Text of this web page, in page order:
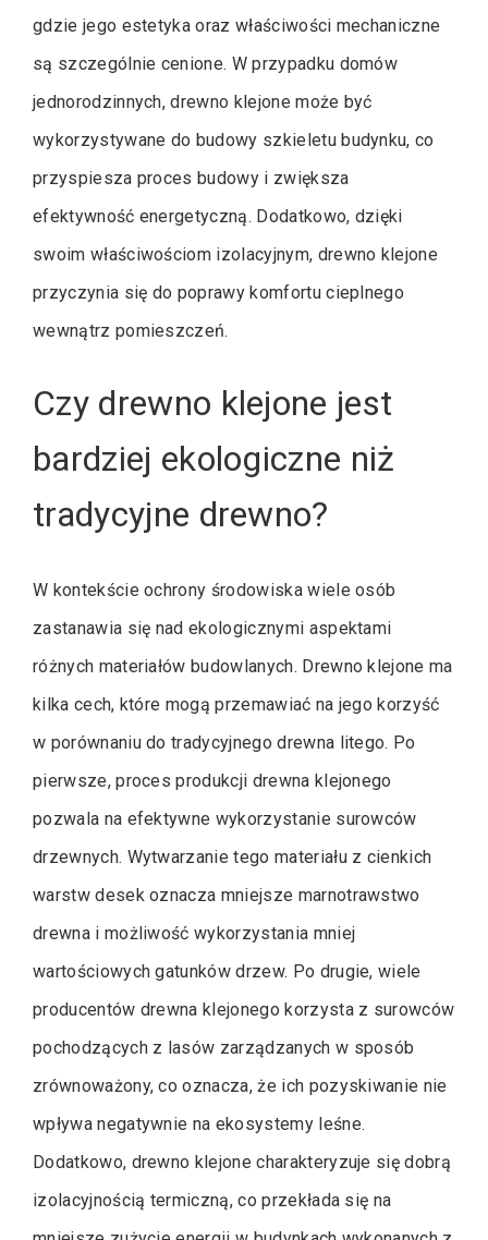
gdzie jego estetyka oraz właściwości mechaniczne
są szczególnie cenione. W przypadku domów
jednorodzinnych, drewno klejone może być
wykorzystywane do budowy szkieletu budynku, co
przyspiesza proces budowy i zwiększa
efektywność energetyczną. Dodatkowo, dzięki
swoim właściwościom izolacyjnym, drewno klejone
przyczynia się do poprawy komfortu cieplnego
wewnątrz pomieszczeń.
Czy drewno klejone jest
bardziej ekologiczne niż
tradycyjne drewno?
W kontekście ochrony środowiska wiele osób
zastanawia się nad ekologicznymi aspektami
różnych materiałów budowlanych. Drewno klejone ma
kilka cech, które mogą przemawiać na jego korzyść
w porównaniu do tradycyjnego drewna litego. Po
pierwsze, proces produkcji drewna klejonego
pozwala na efektywne wykorzystanie surowców
drzewnych. Wytwarzanie tego materiału z cienkich
warstw desek oznacza mniejsze marnotrawstwo
drewna i możliwość wykorzystania mniej
wartościowych gatunków drzew. Po drugie, wiele
producentów drewna klejonego korzysta z surowców
pochodzących z lasów zarządzanych w sposób
zrównoważony, co oznacza, że ich pozyskiwanie nie
wpływa negatywnie na ekosystemy leśne.
Dodatkowo, drewno klejone charakteryzuje się dobrą
izolacyjnością termiczną, co przekłada się na